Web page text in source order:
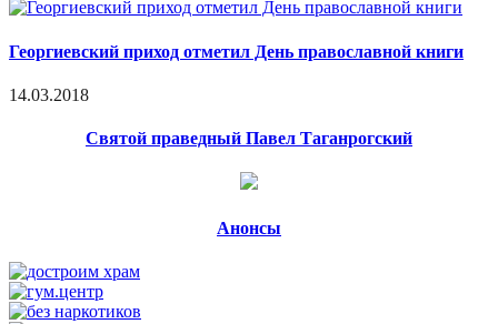
Георгиевский приход отметил День православной книги
14.03.2018
Святой праведный Павел Таганрогский
Анонсы